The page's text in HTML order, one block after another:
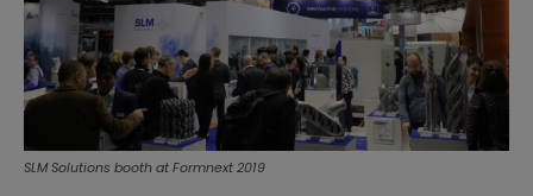
SLM Solutions booth at Formnext 2019